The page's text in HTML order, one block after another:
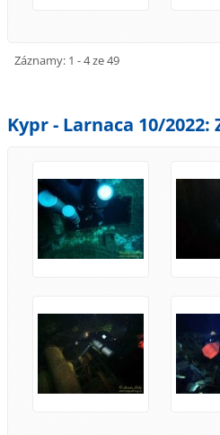
Záznamy: 1 - 4 ze 49
Kypr - Larnaca 10/2022: